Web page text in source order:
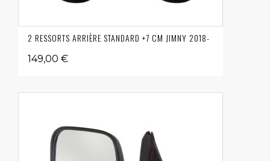
2 RESSORTS ARRIÈRE STANDARD +7 CM JIMNY 2018-
149,00 €